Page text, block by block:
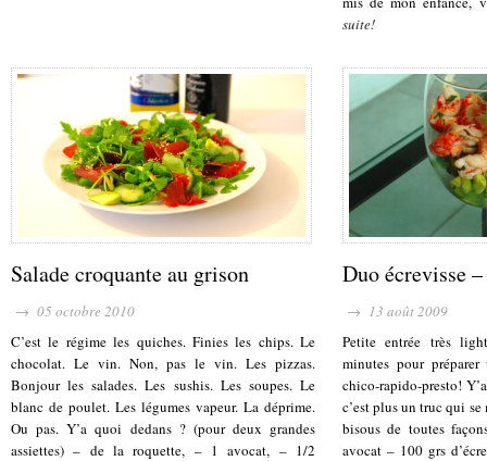
suite!
Salade croquante au grison
→ 05 octobre 2010
C’est le régime les quiches. Finies les chips. Le
chocolat. Le vin. Non, pas le vin. Les pizzas.
Bonjour les salades. Les sushis. Les soupes. Le
blanc de poulet. Les légumes vapeur. La déprime.
Ou pas. Y’a quoi dedans ? (pour deux grandes
assiettes) – de la roquette, – 1 avocat, – 1/2
Duo écrevisse
→ 13 août 2009
Petite entrée très
minutes pour
chico-rapido-presto!
c’est plus un truc qui
bisous de toutes
avocat – 100 grs